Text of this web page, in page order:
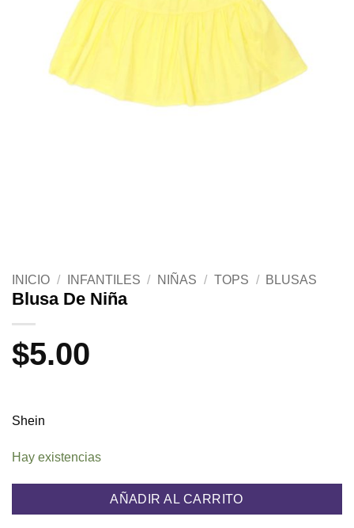
INICIO / INFANTILES / NIÑAS / TOPS / BLUSAS
Blusa De Niña
$5.00
Shein
Hay existencias
AÑADIR AL CARRITO